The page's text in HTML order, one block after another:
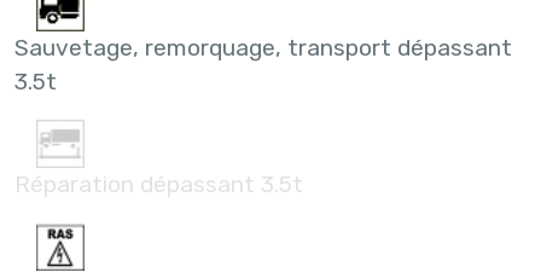
Sauvetage, remorquage, transport dépassant
3.5t
Réparation dépassant 3.5t